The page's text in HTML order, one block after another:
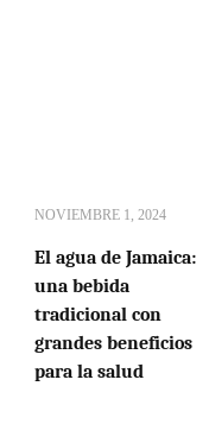
NOVIEMBRE 1, 2024
El agua de Jamaica:
una bebida
tradicional con
grandes beneficios
para la salud